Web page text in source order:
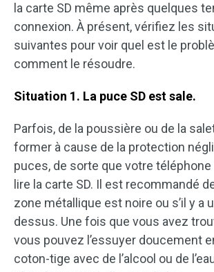
la carte SD même après quelques
connexion. À présent, vérifiez les
suivantes pour voir quel est le
comment le résoudre.
Situation 1. La puce SD est sale.
Parfois, de la poussière ou de la
former à cause de la protection
puces, de sorte que votre téléphone
lire la carte SD. Il est recommandé
zone métallique est noire ou s’il y a
dessus. Une fois que vous avez
vous pouvez l’essuyer doucement
coton-tige avec de l’alcool ou de